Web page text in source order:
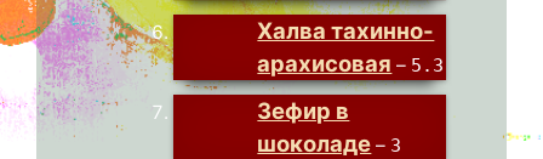
Халва тахинно-
арахисовая – 5.3
Зефир в
шоколаде – 3